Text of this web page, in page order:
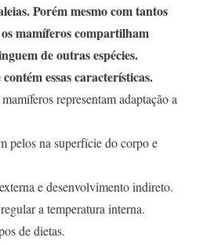
Porém mesmo com tantos
mamíferos compartilham
de outras espécies.
essas características.
representam adaptação a
pelos na superfície do corpo e
e desenvolvimento indireto.
a temperatura interna.
de dietas.